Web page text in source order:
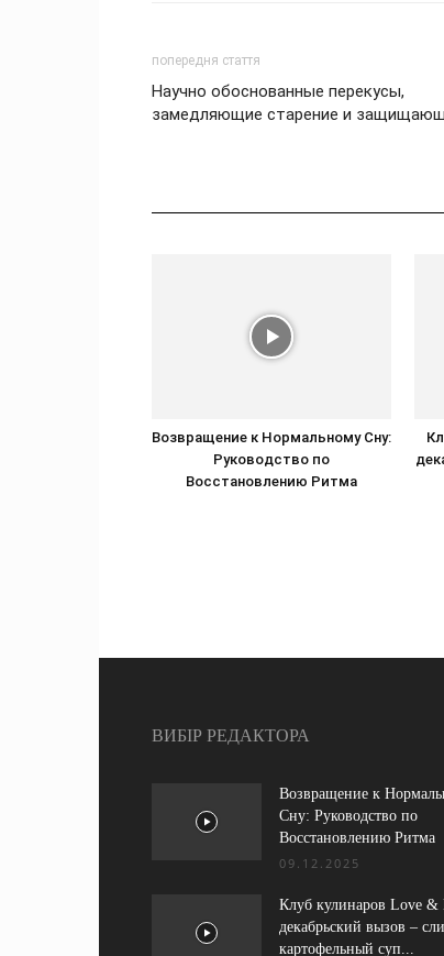
попередня стаття
Научно обоснованные перекусы,
замедляющие старение и
Возвращение к Нормальному Сну:
Руководство по
Восстановлению Ритма
ВИБІР РЕДАКТОРА
Возвращение к
Сну: Руководство по
Восстановлению Ритма
09.12.2025
Клуб кулинаров Love &
декабрьский вызов –
картофельный суп...